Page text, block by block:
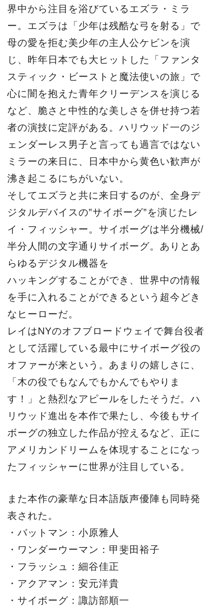
界中から注目を浴びているエズラ・ミラ
ー。エズラは「少年は残酷な弓を射る」で
母の愛を拒む美少年の主人公ケビンを演
じ、昨年日本でも大ヒットした「ファンタ
スティック・ビーストと魔法使いの旅」で
心に闇を抱えた青年クリーデンスを演じる
など、脆さと中性的な美しさを併せ持つ若
者の演技に定評がある。ハリウッド一のジ
ェンダーレス男子と言っても過言ではない
ミラーの来日に、日本中から黄色い歓声が
沸き起こるにちがいない。
そしてエズラと共に来日するのが、全身デ
ジタルデバイスの”サイボーグ”を演じたレ
イ・フィッシャー。サイボーグは半分機械/
半分人間の文字通りサイボーグ。ありとあ
らゆるデジタル機器を
ハッキングすることができ、世界中の情報
を手に入れることができるという超今どき
なヒーローだ。
レイはNYのオフブロードウェイで舞台役者
として活躍している最中にサイボーグ役の
オファーが来という。あまりの嬉しさに、
「木の役でもなんでもかんでもやりま
す！」と熱烈なアピールをしたそうだ。ハ
リウッド進出を本作で果たし、今後もサイ
ボーグの独立した作品が控えるなど、正に
アメリカンドリームを体現することになっ
たフィッシャーに世界が注目している。
また本作の豪華な日本語版声優陣も同時発
表された。
・バットマン：小原雅人
・ワンダーウーマン：甲斐田裕子
・フラッシュ：細谷佳正
・アクアマン：安元洋貴
・サイボーグ：諏訪部順一